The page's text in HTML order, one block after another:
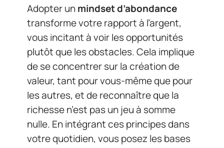
Adopter unmindset d’abondance
transforme votre rapport à l’argent,
vous incitant à voir les opportunités
plutôt que les obstacles. Cela implique
de se concentrer sur la création de
valeur, tant pour vous-même que pour
les autres, et de reconnaître que la
richesse n’est pas un jeu à somme
nulle. En intégrant ces principes dans
votre quotidien, vous posez les bases